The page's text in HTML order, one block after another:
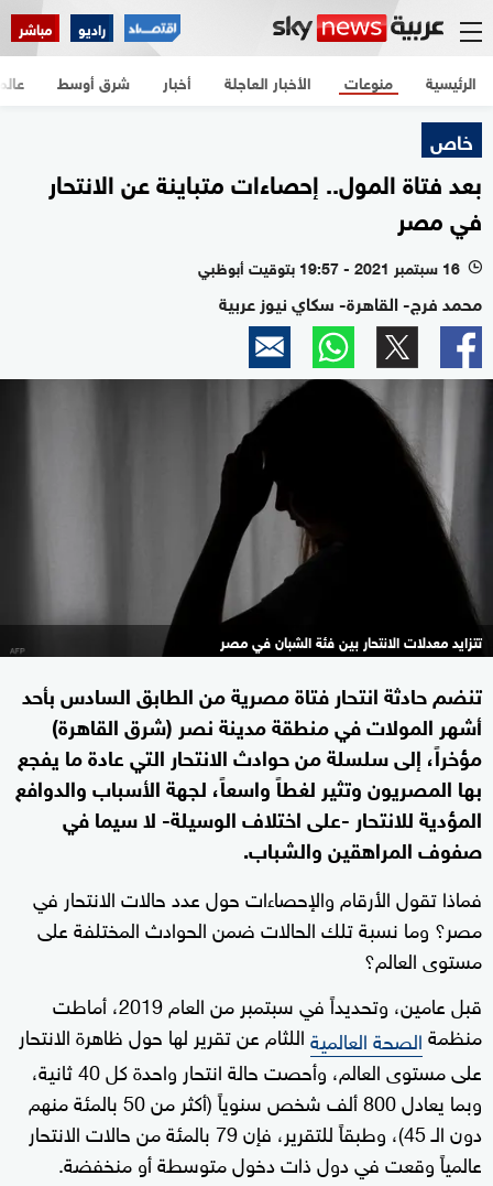
راديو مباشر
الرئيسية الأخبار العاجلة أخبار شرق أوسط منوعات
خاص
بعد فتاة المول.. إحصاءات متباينة عن الانتحار
في مصر
l 16 سبتمبر 2021 - 19:57 بتوقيت أبوظبي
محمد فرج- القاهرة- سكاي نيوز عربية
تتزايد معدلات الانتحار بين فئة الشبان في مصر
تنضم حادثة انتحار فتاة مصرية من الطابق السادس بأحد
أشهر المولات في منطقة مدينة نصر (شرق القاهرة)
مؤخراً، إلى سلسلة من حوادث الانتحار التي عادة ما يفجع
بها المصريون وتثير لغطاً واسعاً، لجهة الأسباب والدوافع
المؤدية للانتحار -على اختلاف الوسيلة- لا سيما في
صفوف المراهقين والشباب.
فماذا تقول الأرقام والإحصاءات حول عدد حالات الانتحار في
مصر؟ وما نسبة تلك الحالات ضمن الحوادث المختلفة على
مستوى العالم؟
قبل عامين، وتحديداً في سبتمبر من العام 2019، أماطت
منظمةالصحة العالميةاللثام عن تقرير لها حول ظاهرة الانتحار
على مستوى العالم، وأحصت حالة انتحار واحدة كل 40 ثانية،
وبما يعادل 800 ألف شخص سنوياً (أكثر من 50 بالمئة منهم
دون الـ 45)، وطبقاً للتقرير، فإن 79 بالمئة من حالات الانتحار
عالمياً وقعت في دول ذات دخول متوسطة أو منخفضة.